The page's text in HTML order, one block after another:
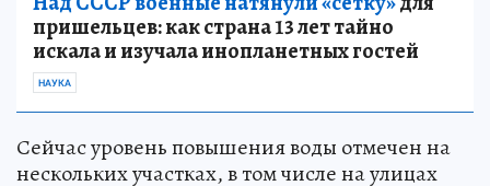
пришельцев: как страна 13 лет тайно
искала и изучала инопланетных гостей
НАУКА
Сейчас уровень повышения воды отмечен на
нескольких участках, в том числе на улицах